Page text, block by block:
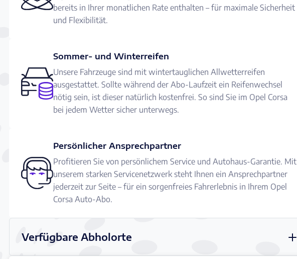
bereits in Ihrer monatlichen Rate enthalten – für maximale Sicherheit
und Flexibilität.
Sommer- und Winterreifen
Unsere Fahrzeuge sind mit wintertauglichen Allwetterreifen
ausgestattet. Sollte während der Abo-Laufzeit ein Reifenwechsel
nötig sein, ist dieser natürlich kostenfrei. So sind Sie im Opel Corsa
bei jedem Wetter sicher unterwegs.
Persönlicher Ansprechpartner
Profitieren Sie von persönlichem Service und Autohaus-Garantie. Mit
unserem starken Servicenetzwerk steht Ihnen ein Ansprechpartner
jederzeit zur Seite – für ein sorgenfreies Fahrerlebnis in Ihrem Opel
Corsa Auto-Abo.
Verfügbare Abholorte